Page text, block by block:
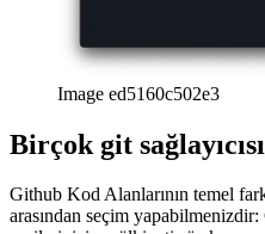
Image ed5160c502e3